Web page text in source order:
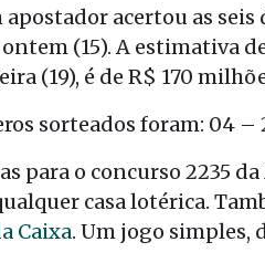
acertou as seis
(15). A estimativa
(19), é de R$ 170
sorteados foram: 04 –
para o concurso 2235
casa lotérica.
Caixa. Um jogo simples,